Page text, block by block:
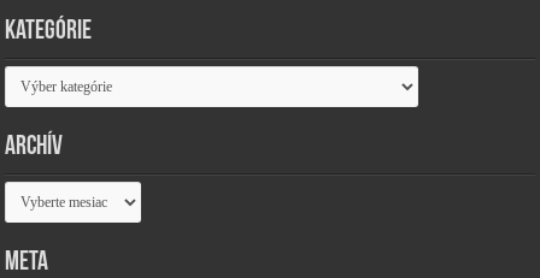
Kategórie
Kategórie
Archív
Archív
Meta